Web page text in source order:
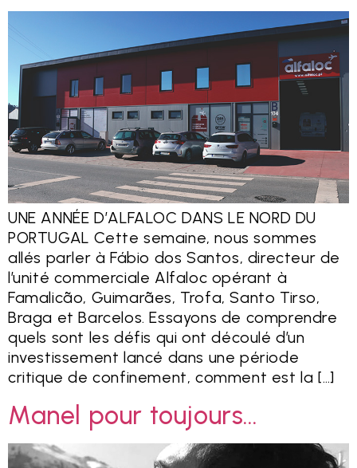
UNE ANNÉE D’ALFALOC DANS LE NORD DU
PORTUGAL Cette semaine, nous sommes
allés parler à Fábio dos Santos, directeur de
l’unité commerciale Alfaloc opérant à
Famalicão, Guimarães, Trofa, Santo Tirso,
Braga et Barcelos. Essayons de comprendre
quels sont les défis qui ont découlé d’un
investissement lancé dans une période
critique de confinement, comment est la […]
Manel pour toujours…